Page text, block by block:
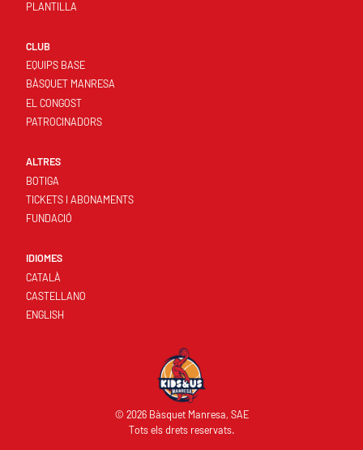
PLANTILLA
CLUB
EQUIPS BASE
BÀSQUET MANRESA
EL CONGOST
PATROCINADORS
ALTRES
BOTIGA
TICKETS I ABONAMENTS
FUNDACIÓ
IDIOMES
CATALÀ
CASTELLANO
ENGLISH
© 2026 Bàsquet Manresa, SAE
Tots els drets reservats.